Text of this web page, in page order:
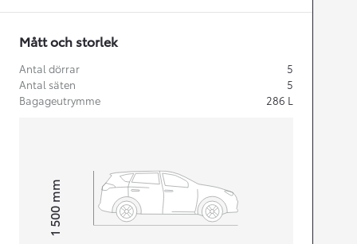
Mått och storlek
Antal dörrar
5
Antal säten
5
Bagageutrymme
286 L
Height1 500
mm